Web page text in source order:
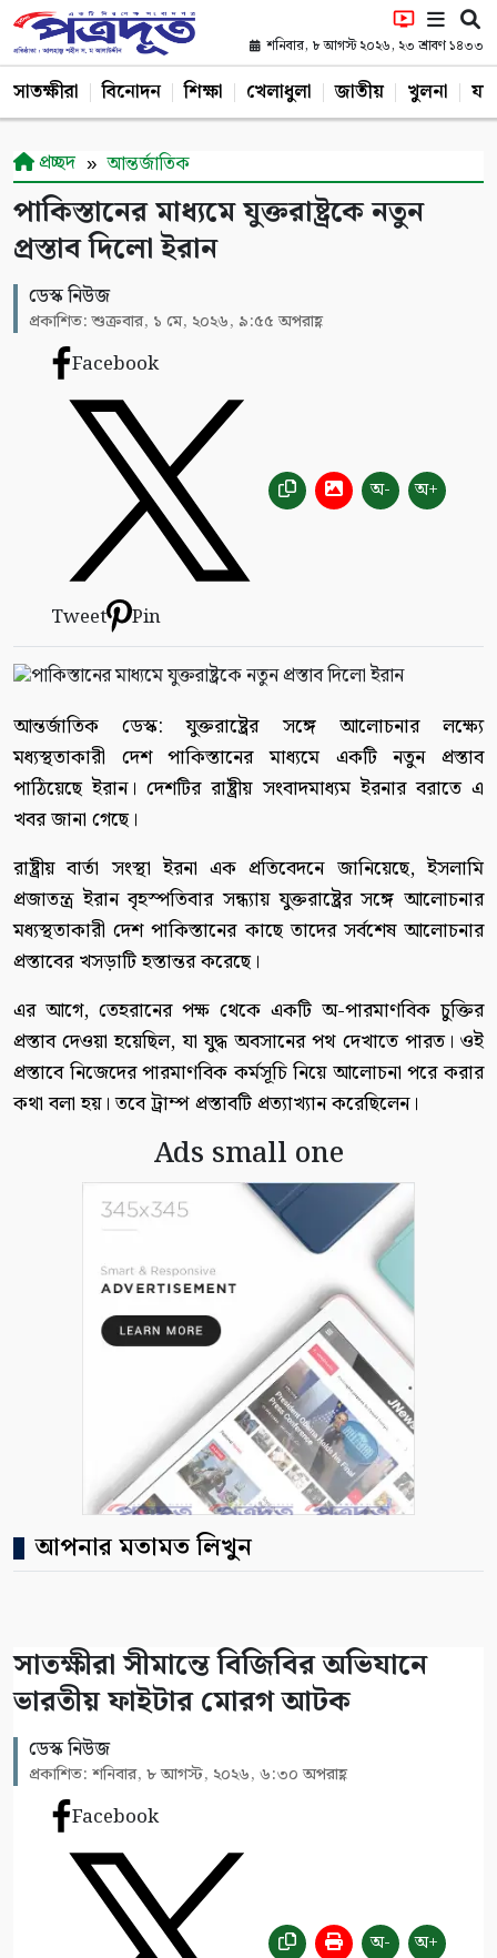
শনিবার, ৮ আগস্ট ২০২৬, ২৩ শ্রাবণ ১৪৩৩
সাতক্ষীরা বিনোদন শিক্ষা খেলাধুলা জাতীয় খুলনা
প্রচ্ছদ আন্তর্জাতিক
পাকিস্তানের মাধ্যমে যুক্তরাষ্ট্রকে নতুন
প্রস্তাব দিলো ইরান
ডেস্ক নিউজ
প্রকাশিত: শুক্রবার, ১ মে, ২০২৬, ৯:৫৫ অপরাহ্ণ
Facebook
Tweet Pin
অ- অ+
আন্তর্জাতিক ডেস্ক: যুক্তরাষ্ট্রের সঙ্গে আলোচনার লক্ষ্যে
মধ্যস্থতাকারী দেশ পাকিস্তানের মাধ্যমে একটি নতুন প্রস্তাব
পাঠিয়েছে ইরান। দেশটির রাষ্ট্রীয় সংবাদমাধ্যম ইরনার বরাতে এ
খবর জানা গেছে।
রাষ্ট্রীয় বার্তা সংস্থা ইরনা এক প্রতিবেদনে জানিয়েছে, ইসলামি
প্রজাতন্ত্র ইরান বৃহস্পতিবার সন্ধ্যায় যুক্তরাষ্ট্রের সঙ্গে আলোচনার
মধ্যস্থতাকারী দেশ পাকিস্তানের কাছে তাদের সর্বশেষ আলোচনার
প্রস্তাবের খসড়াটি হস্তান্তর করেছে।
এর আগে, তেহরানের পক্ষ থেকে একটি অ-পারমাণবিক চুক্তির
প্রস্তাব দেওয়া হয়েছিল, যা যুদ্ধ অবসানের পথ দেখাতে পারত। ওই
প্রস্তাবে নিজেদের পারমাণবিক কর্মসূচি নিয়ে আলোচনা পরে করার
কথা বলা হয়। তবে ট্রাম্প প্রস্তাবটি প্রত্যাখ্যান করেছিলেন।
Ads small one
আপনার মতামত লিখুন
সাতক্ষীরা সীমান্তে বিজিবির অভিযানে
ভারতীয় ফাইটার মোরগ আটক
ডেস্ক নিউজ
প্রকাশিত: শনিবার, ৮ আগস্ট, ২০২৬, ৬:৩০ অপরাহ্ণ
Facebook
অ- অ+